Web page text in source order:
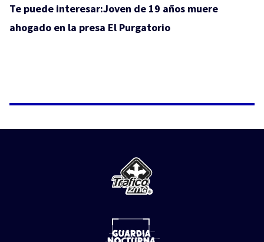
Te puede interesar:Joven de 19 años muere
ahogado en la presa El Purgatorio